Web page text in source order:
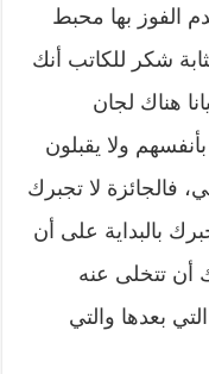
الفوز بها محبط
شكر للكاتب أنك
هناك لجان
ولا يقبلون
فالجائزة لا تجبرك
بالبداية على أن
أن تتخلى عنه
بعدها والتي